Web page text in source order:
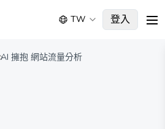
TW 登入
AI 擁抱 網站流量分析